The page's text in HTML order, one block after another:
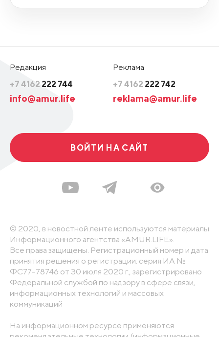
Редакция
+7 4162 222 744
info@amur.life
Реклама
+7 4162 222 742
reklama@amur.life
ВОЙТИ НА САЙТ
© 2020, в новостной ленте используются материалы
Информационного агентства «AMUR.LIFE».
Все права защищены. Регистрационный номер и дата
принятия решения о регистрации: серия ИА №
ФС77-78746 от 30 июля 2020 г., зарегистрировано
Федеральной службой по надзору в сфере связи,
информационных технологий и массовых
коммуникаций
На информационном ресурсе применяются